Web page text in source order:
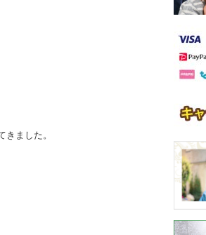
ました。